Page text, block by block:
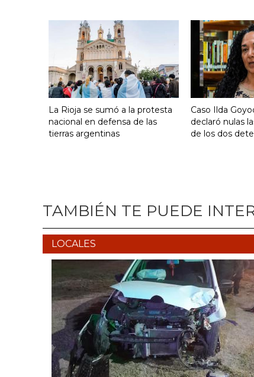
La Rioja se sumó a la protesta
nacional en defensa de las
tierras argentinas
Caso Ilda
declaró nulas
de los dos
TAMBIÉN TE PUEDE
LOCALES